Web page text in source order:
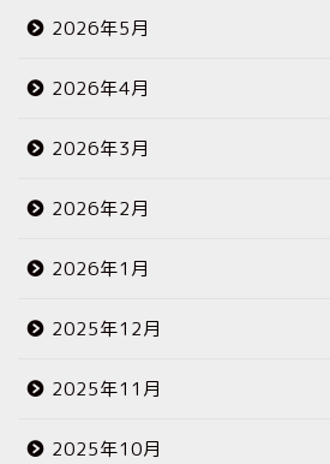
2026年5月
2026年4月
2026年3月
2026年2月
2026年1月
2025年12月
2025年11月
2025年10月